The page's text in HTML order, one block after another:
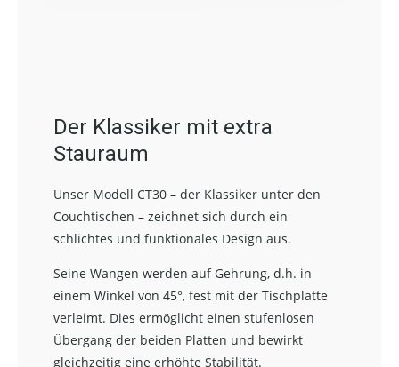
Der Klassiker mit extra
Stauraum
Unser Modell CT30 – der Klassiker unter den
Couchtischen – zeichnet sich durch ein
schlichtes und funktionales Design aus.
Seine Wangen werden auf Gehrung, d.h. in
einem Winkel von 45°, fest mit der Tischplatte
verleimt. Dies ermöglicht einen stufenlosen
Übergang der beiden Platten und bewirkt
gleichzeitig eine erhöhte Stabilität.